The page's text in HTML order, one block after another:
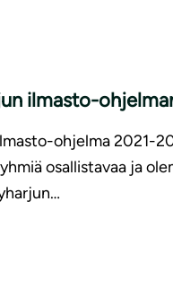
ilmasto-
ohjelma 2021-
osallistavaa ja